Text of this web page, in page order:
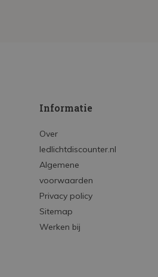
Informatie
Over
ledlichtdiscounter.nl
Algemene
voorwaarden
Privacy policy
Sitemap
Werken bij